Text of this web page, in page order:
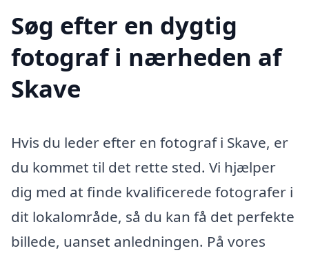
Søg efter en dygtig
fotograf i nærheden af
Skave
Hvis du leder efter en fotograf i Skave, er
du kommet til det rette sted. Vi hjælper
dig med at finde kvalificerede fotografer i
dit lokalområde, så du kan få det perfekte
billede, uanset anledningen. På vores